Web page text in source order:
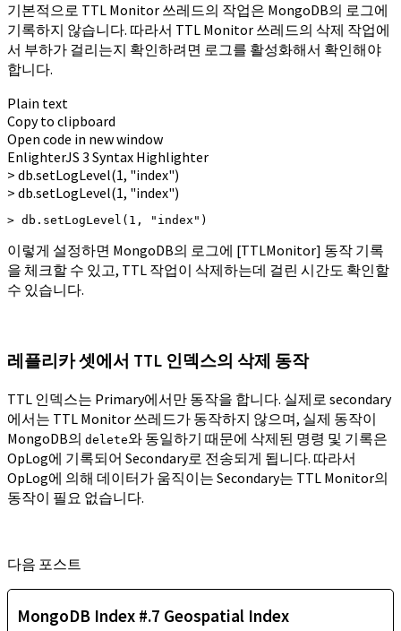
기본적으로 TTL Monitor 쓰레드의 작업은 MongoDB의 로그에
기록하지 않습니다. 따라서 TTL Monitor 쓰레드의 삭제 작업에
서 부하가 걸리는지 확인하려면 로그를 활성화해서 확인해야
합니다.
Plain text
Copy to clipboard
Open code in new window
EnlighterJS 3 Syntax Highlighter
> db.setLogLevel(1, "index")
> db.setLogLevel(1, "index")
> db.setLogLevel(1, "index")
이렇게 설정하면 MongoDB의 로그에 [TTLMonitor] 동작 기록
을 체크할 수 있고, TTL 작업이 삭제하는데 걸린 시간도 확인할
수 있습니다.
레플리카 셋에서 TTL 인덱스의 삭제 동작
TTL 인덱스는 Primary에서만 동작을 합니다. 실제로 secondary
에서는 TTL Monitor 쓰레드가 동작하지 않으며, 실제 동작이
MongoDB의 delete와 동일하기 때문에 삭제된 명령 및 기록은
OpLog에 기록되어 Secondary로 전송되게 됩니다. 따라서
OpLog에 의해 데이터가 움직이는 Secondary는 TTL Monitor의
동작이 필요 없습니다.
다음 포스트
MongoDB Index #.7 Geospatial Index